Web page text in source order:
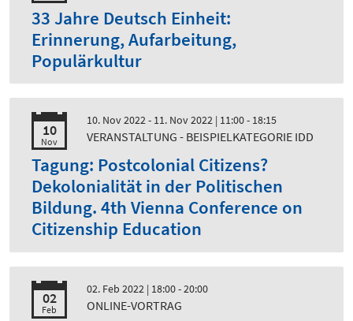
33 Jahre Deutsch Einheit:
Erinnerung, Aufarbeitung,
Populärkultur
10
Nov
10. Nov 2022 - 11. Nov 2022 | 11:00 - 18:15
VERANSTALTUNG - BEISPIELKATEGORIE IDD
Tagung: Postcolonial Citizens?
Dekolonialität in der Politischen
Bildung. 4th Vienna Conference on
Citizenship Education
02
Feb
02. Feb 2022 | 18:00 - 20:00
ONLINE-VORTRAG